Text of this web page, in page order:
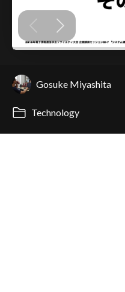
Gosuke Miyashita
Technology